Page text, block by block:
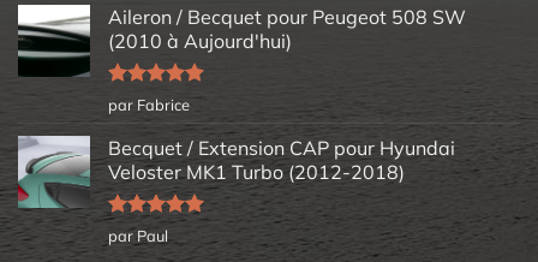
Aileron / Becquet pour Peugeot 508 SW
(2010 à Aujourd'hui)
Note5sur
5
par Fabrice
Becquet / Extension CAP pour Hyundai
Veloster MK1 Turbo (2012-2018)
Note5sur
5
par Paul